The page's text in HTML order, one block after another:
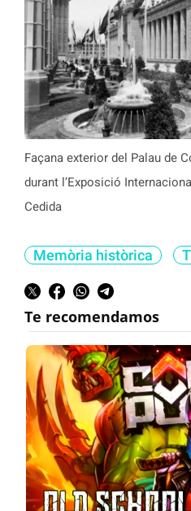
Façana exterior del Palau de
durant l’Exposició
Cedida
Memòria històrica